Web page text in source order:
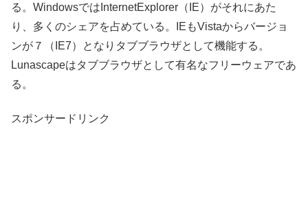
る。WindowsではInternetExplorer（IE）がそれにあた
り、多くのシェアを占めている。IEもVistaからバージョ
ンが７（IE7）となりタブブラウザとして機能する。
Lunascapeはタブブラウザとして有名なフリーウェアであ
る。
スポンサードリンク